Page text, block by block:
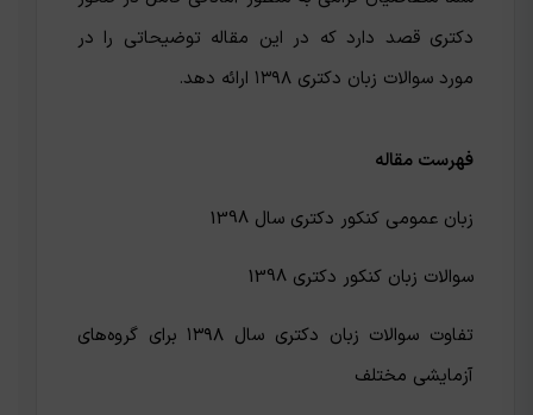
دکتری قصد دارد که در این مقاله توضیحاتی را در
مورد سوالات زبان دکتری ۱۳۹۸ ارائه دهد.
فهرست مقاله
زبان عمومی کنکور دکتری سال 1398
سوالات زبان کنکور دکتری 1398
تفاوت سوالات زبان دکتری سال ۱۳۹۸ برای گروه‌های
آزمایشی مختلف